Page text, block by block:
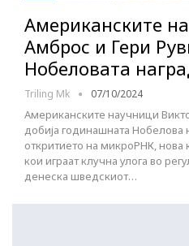
Американските
Амброс и Гери
Нобеловата
Triling Mk 07/10/2024
Американските научници
добија годинашната Нобелова
откритието на микроРНК, нова
кои играат клучна улога во
денеска шведскиот…